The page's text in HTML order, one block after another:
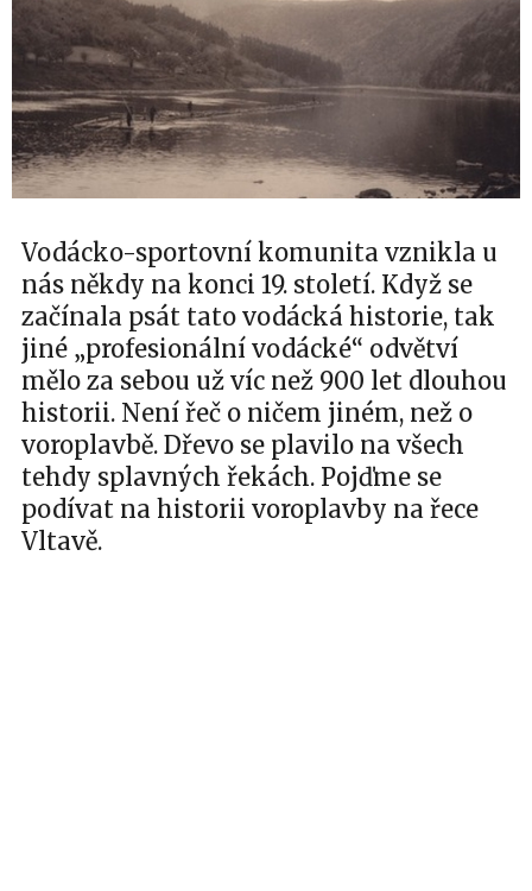
Vodácko-sportovní komunita vznikla u
nás někdy na konci 19. století. Když se
začínala psát tato vodácká historie, tak
jiné „profesionální vodácké“ odvětví
mělo za sebou už víc než 900 let dlouhou
historii. Není řeč o ničem jiném, než o
voroplavbě. Dřevo se plavilo na všech
tehdy splavných řekách. Pojďme se
podívat na historii voroplavby na řece
Vltavě.